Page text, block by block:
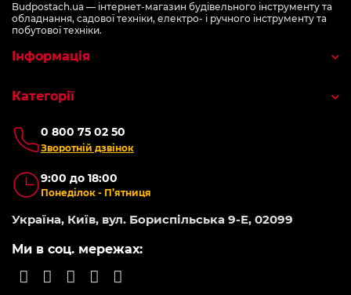
Budpostach.ua — інтернет-магазин будівельного інструменту та
обладнання, садової техніки, електро- і ручного інструменту та
побутової техніки.
0 800 75 02 50
Зворотній дзвінок
9:00 до 18:00
Понеділок - П’ятниця
Україна, Київ, вул. Бориспільська 9-Е, 02099
Ми в соц. мережах:
Інформація
Категорії